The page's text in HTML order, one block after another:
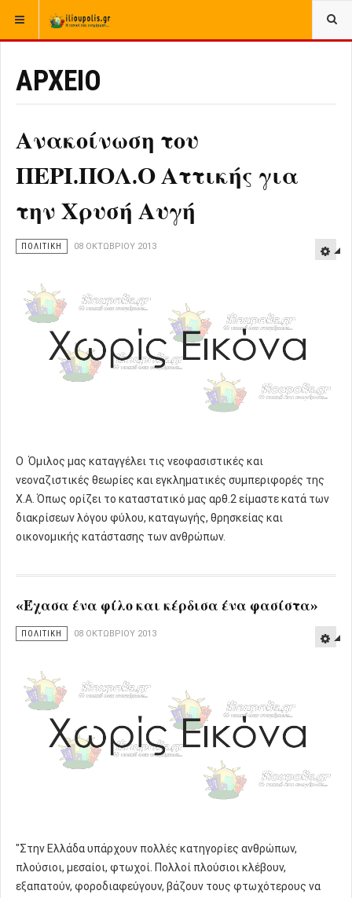
ΒΡΊΣΚΕΣΤΕ ΕΔΏ: ΑΡΧΙΚΉ
ΑΡΧΕΙΟ
Ανακοίνωση του
ΠΕΡΙ.ΠΟΛ.Ο Αττικής για
την Χρυσή Αυγή
ΠΟΛΙΤΙΚΗ 08 ΟΚΤΩΒΡΊΟΥ 2013
Ο Όμιλος μας καταγγέλει τις νεοφασιστικές και
νεοναζιστικές θεωρίες και εγκληματικές συμπεριφορές της
Χ.Α. Όπως ορίζει το καταστατικό μας αρθ.2 είμαστε κατά των
διακρίσεων λόγου φύλου, καταγωγής, θρησκείας και
οικονομικής κατάστασης των ανθρώπων.
«Έχασα ένα φίλο και κέρδισα ένα φασίστα»
ΠΟΛΙΤΙΚΗ 08 ΟΚΤΩΒΡΊΟΥ 2013
"Στην Ελλάδα υπάρχουν πολλές κατηγορίες ανθρώπων,
πλούσιοι, μεσαίοι, φτωχοί. Πολλοί πλούσιοι κλέβουν,
εξαπατούν, φοροδιαφεύγουν, βάζουν τους φτωχότερους να